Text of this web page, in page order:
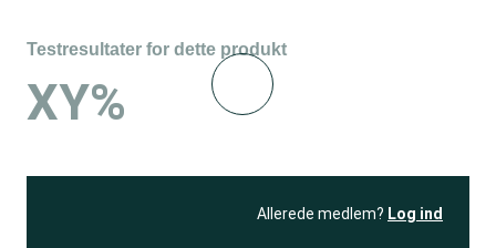
Testresultater for dette produkt
XY%
Allerede medlem? Log ind